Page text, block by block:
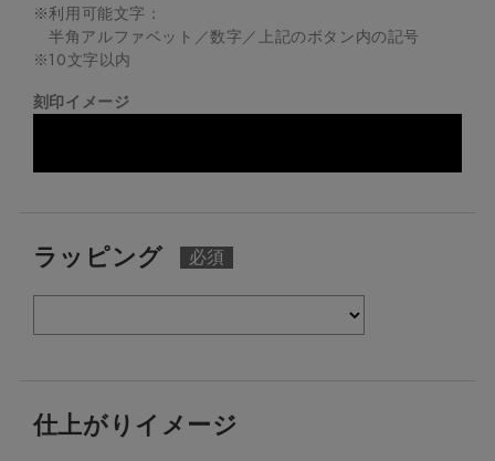
※利用可能文字：
半角アルファベット／数字／上記のボタン内の記号
※10文字以内
刻印イメージ
ラッピング
仕上がりイメージ